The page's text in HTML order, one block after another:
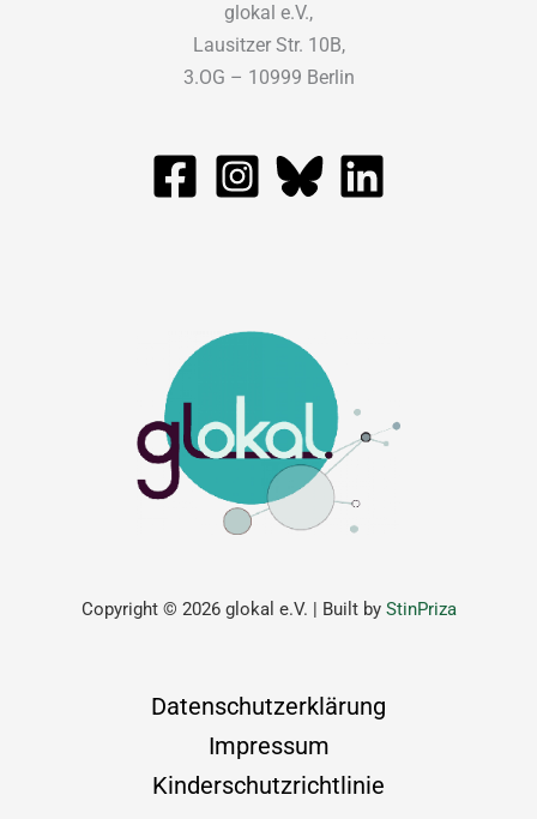
Copyright © 2026 glokal e.V. | Built by StinPriza
Datenschutzerklärung
Impressum
Kinderschutzrichtlinie
glokal e.V.,
Lausitzer Str. 10B,
3.OG – 10999 Berlin